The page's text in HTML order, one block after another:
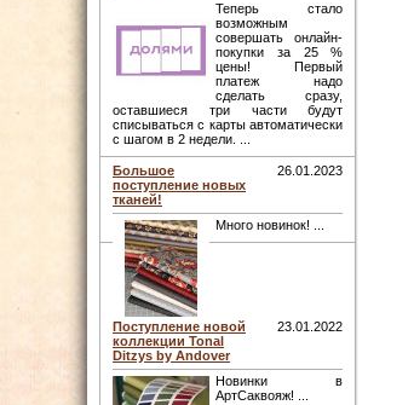
Теперь стало
возможным
совершать онлайн-
покупки за 25 %
цены! Первый
платеж надо
сделать сразу,
оставшиеся три части будут
списываться с карты автоматически
с шагом в 2 недели. ...
Большое
поступление новых
тканей!
26.01.2023
Много новинок! ...
Поступление новой
коллекции Tonal
Ditzys by Andover
23.01.2022
Новинки в
АртСаквояж! ...